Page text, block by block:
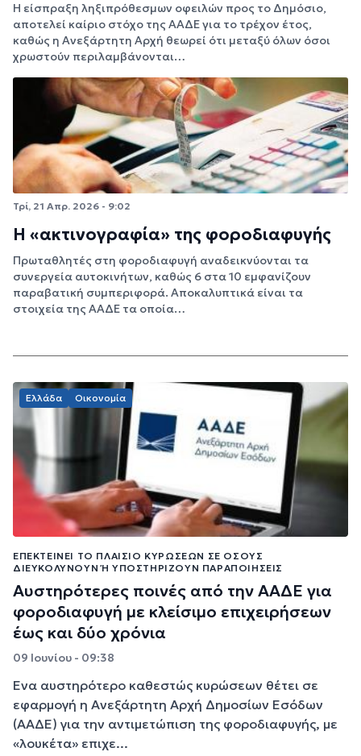
Η είσπραξη ληξιπρόθεσμων οφειλών προς το Δημόσιο,
αποτελεί καίριο στόχο της ΑΑΔΕ για το τρέχον έτος,
καθώς η Ανεξάρτητη Αρχή θεωρεί ότι μεταξύ όλων όσοι
χρωστούν περιλαμβάνονται…
Τρί, 21 Απρ. 2026 - 9:02
Η «ακτινογραφία» της φοροδιαφυγής
Πρωταθλητές στη φοροδιαφυγή αναδεικνύονται τα
συνεργεία αυτοκινήτων, καθώς 6 στα 10 εμφανίζουν
παραβατική συμπεριφορά. Αποκαλυπτικά είναι τα
στοιχεία της ΑΑΔΕ τα οποία…
Ελλάδα Οικονομία
ΕΠΕΚΤΕΊΝΕΙ ΤΟ ΠΛΑΊΣΙΟ ΚΥΡΏΣΕΩΝ ΣΕ ΌΣΟΥΣ
ΔΙΕΥΚΟΛΎΝΟΥΝ Ή ΥΠΟΣΤΗΡΊΖΟΥΝ ΠΑΡΑΠΟΙΉΣΕΙΣ
Αυστηρότερες ποινές από την ΑΑΔΕ για
φοροδιαφυγή με κλείσιμο επιχειρήσεων
έως και δύο χρόνια
09 Ιουνίου - 09:38
Ένα αυστηρότερο καθεστώς κυρώσεων θέτει σε
εφαρμογή η Ανεξάρτητη Αρχή Δημοσίων Εσόδων
(ΑΑΔΕ) για την αντιμετώπιση της φοροδιαφυγής, με
«λουκέτα» επιχε...